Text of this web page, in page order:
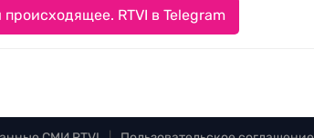
RTVI в Telegram